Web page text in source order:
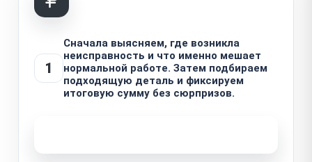
1
Сначала выясняем, где возникла
неисправность и что именно мешает
нормальной работе. Затем подбираем
подходящую деталь и фиксируем
итоговую сумму без сюрпризов.